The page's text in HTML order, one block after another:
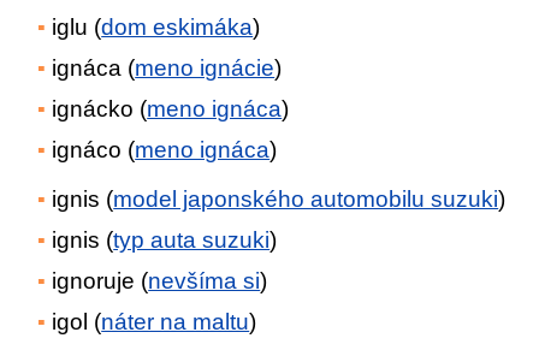
iglu (dom eskimáka)
ignáca (meno ignácie)
ignácko (meno ignáca)
ignáco (meno ignáca)
ignis (model japonského automobilu suzuki)
ignis (typ auta suzuki)
ignoruje (nevšíma si)
igol (náter na maltu)